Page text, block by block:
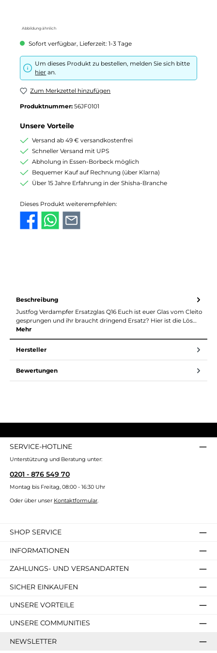
Abbildung ähnlich
Sofort verfügbar, Lieferzeit: 1-3 Tage
Um dieses Produkt zu bestellen, melden Sie sich bitte
hier an.
Zum Merkzettel hinzufügen
Produktnummer: 56JF0101
Unsere Vorteile
Versand ab 49 € versandkostenfrei
Schneller Versand mit UPS
Abholung in Essen-Borbeck möglich
Bequemer Kauf auf Rechnung (über Klarna)
Über 15 Jahre Erfahrung in der Shisha-Branche
Dieses Produkt weiterempfehlen:
Beschreibung
Justfog Verdampfer Ersatzglas Q16 Euch ist euer Glas vom Cleito
gesprungen und ihr braucht dringend Ersatz? Hier ist die Lös…
Mehr
Hersteller
Bewertungen
SERVICE-HOTLINE
Unterstützung und Beratung unter:
0201 - 876 549 70
Montag bis Freitag, 08:00 - 16:30 Uhr
Oder über unser Kontaktformular.
SHOP SERVICE
INFORMATIONEN
ZAHLUNGS- UND VERSANDARTEN
SICHER EINKAUFEN
UNSERE VORTEILE
UNSERE COMMUNITIES
NEWSLETTER